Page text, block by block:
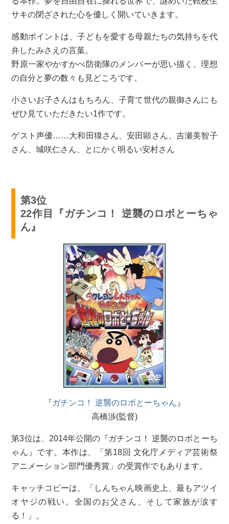
サキの閉ざされた心を優しく開いていきます。
感動ポイントは、子どもを愛する母親たちの気持ちを代
弁したみさえの言葉。
野原一家やかすかべ防衛隊のメンバーが思い描く、理想
の自分と夢の数々も見どころです。
小さいお子さんはもちろん、子育て世代の親御さんにも
ぜひ見ていただきたい1作です。
ゲスト声優……大和田獏さん、安田顕さん、吉瀬美智子
さん、城咲仁さん、とにかく明るい安村さん
第3位
22作目『ガチンコ！ 逆襲のロボとーちゃ
ん』
『ガチンコ！ 逆襲のロボとーちゃん 』
高橋渉(監督)
第3位は、2014年公開の『ガチンコ！ 逆襲のロボとーち
ゃん』です。本作は、「第18回 文化庁メディア芸術祭
アニメーション部門優秀賞」の受賞作でもあります。
キャッチコピーは、「しんちゃん映画史上、最もアツイ
オヤジの戦い。全国のお父さん、そして家族が涙す
る！」。